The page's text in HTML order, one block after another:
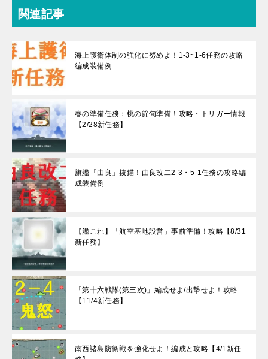
関連記事
海上護衛体制の強化に努めよ！1-3~1-6任務の攻略
編成装備例
春の準備任務：桃の節句準備！攻略・トリガー情報
【2/28新任務】
旗艦「由良」抜錨！由良改二2-3・5-1任務の攻略編
成装備例
【艦これ】「航空基地設営」事前準備！攻略【8/31
新任務】
「第十六戦隊(第三次)」編成せよ/出撃せよ！攻略
【11/4新任務】
南西諸島防衛戦を強化せよ！編成と攻略【4/1新任